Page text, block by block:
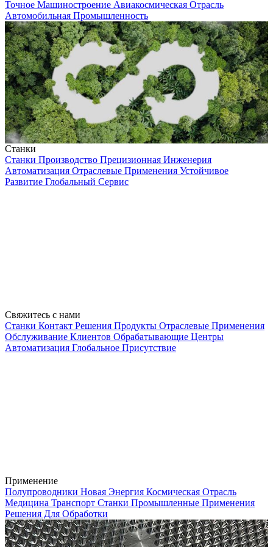
Точное Машиностроение Авиакосмическая Отрасль
Автомобильная Промышленность
Станки
Станки Производство Прецизионная Инженерия
Автоматизация Отраслевые Применения Устойчивое
Развитие Глобальный Сервис
Свяжитесь с нами
Станки Контакт Решения Продукты Отраслевые Применения
Обслуживание Клиентов Обрабатывающие Центры
Автоматизация Глобальное Присутствие
Применение
Полупроводники Новая Энергия Космическая Отрасль
Медицина Транспорт Станки Промышленные Применения
Решения Для Обработки